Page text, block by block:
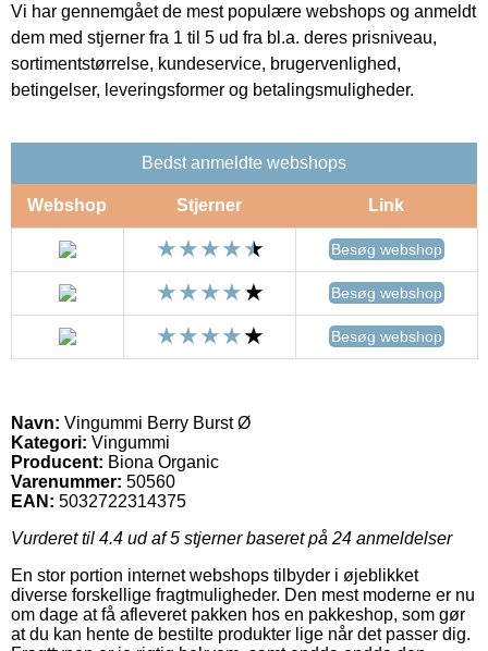
Vi har gennemgået de mest populære webshops og anmeldt
dem med stjerner fra 1 til 5 ud fra bl.a. deres prisniveau,
sortimentstørrelse, kundeservice, brugervenlighed,
betingelser, leveringsformer og betalingsmuligheder.
Bedst anmeldte webshops
Webshop Stjerner Link
Besøg webshop
Besøg webshop
Besøg webshop
Navn: Vingummi Berry Burst Ø
Kategori: Vingummi
Producent: Biona Organic
Varenummer: 50560
EAN: 5032722314375
Vurderet til 4.4 ud af 5 stjerner baseret på 24 anmeldelser
En stor portion internet webshops tilbyder i øjeblikket
diverse forskellige fragtmuligheder. Den mest moderne er nu
om dage at få afleveret pakken hos en pakkeshop, som gør
at du kan hente de bestilte produkter lige når det passer dig.